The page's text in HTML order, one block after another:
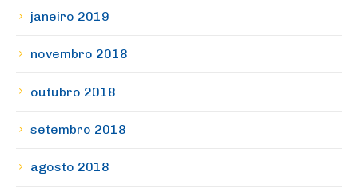
janeiro 2019
novembro 2018
outubro 2018
setembro 2018
agosto 2018